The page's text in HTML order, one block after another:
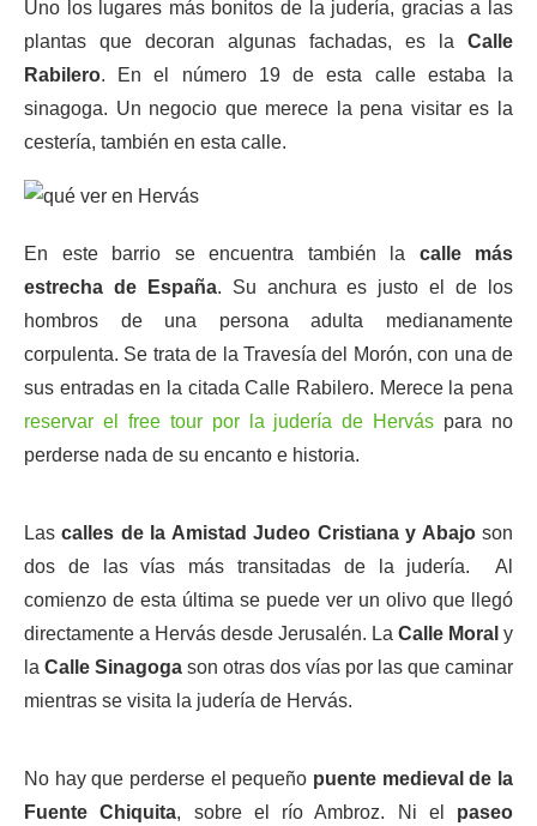
Uno los lugares más bonitos de la judería, gracias a las
plantas que decoran algunas fachadas, es la Calle
Rabilero. En el número 19 de esta calle estaba la
sinagoga. Un negocio que merece la pena visitar es la
cestería, también en esta calle.
En este barrio se encuentra también la calle más
estrecha de España. Su anchura es justo el de los
hombros de una persona adulta medianamente
corpulenta. Se trata de la Travesía del Morón, con una de
sus entradas en la citada Calle Rabilero. Merece la pena
reservar el free tour por la judería de Hervás para no
perderse nada de su encanto e historia.
Lascalles de la Amistad Judeo Cristiana y Abajoson
dos de las vías más transitadas de la judería. Al
comienzo de esta última se puede ver un olivo que llegó
directamente a Hervás desde Jerusalén. La Calle Moral y
la Calle Sinagoga son otras dos vías por las que caminar
mientras se visita la judería de Hervás.
No hay que perderse el pequeño puente medieval de la
Fuente Chiquita, sobre el río Ambroz. Ni el paseo